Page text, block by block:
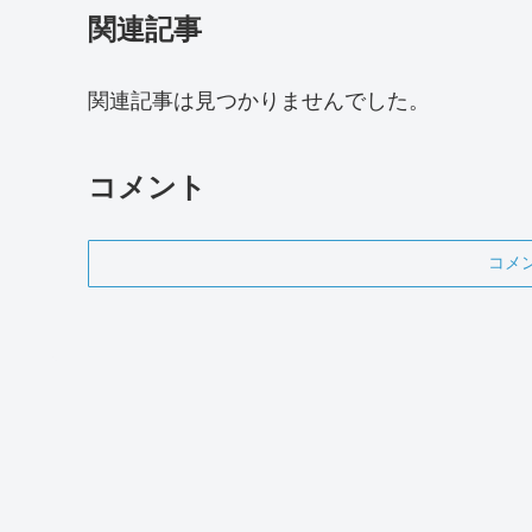
関連記事
関連記事は見つかりませんでした。
コメント
コメ